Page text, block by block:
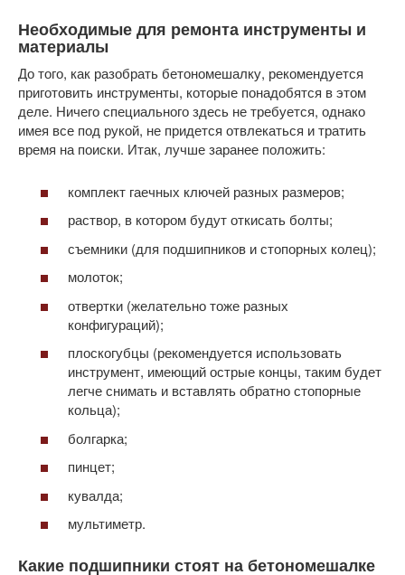
Необходимые для ремонта инструменты и
материалы
До того, как разобрать бетономешалку, рекомендуется
приготовить инструменты, которые понадобятся в этом
деле. Ничего специального здесь не требуется, однако
имея все под рукой, не придется отвлекаться и тратить
время на поиски. Итак, лучше заранее положить:
комплект гаечных ключей разных размеров;
раствор, в котором будут откисать болты;
съемники (для подшипников и стопорных колец);
молоток;
отвертки (желательно тоже разных
конфигураций);
плоскогубцы (рекомендуется использовать
инструмент, имеющий острые концы, таким будет
легче снимать и вставлять обратно стопорные
кольца);
болгарка;
пинцет;
кувалда;
мультиметр.
Какие подшипники стоят на бетономешалке